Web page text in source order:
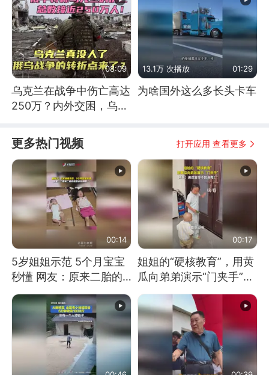
08:09
乌克兰在战争中伤亡高达
250万？内外交困，乌克
13.1万 次播放 01:29
为啥国外这么多长头卡车
更多热门视频 打开应用 查看更多
00:14
5岁姐姐示范 5个月宝宝
秒懂 网友：原来二胎的
快乐长这样
00:17
姐姐的“硬核教育”，用黄
瓜向弟弟演示“门夹手”，
网友：果然言传不如身
教！